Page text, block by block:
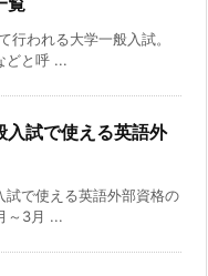
行われる大学一般入試。
どと呼 ...
入試で使える英語外
試で使える英語外部資格の
～3月 ...